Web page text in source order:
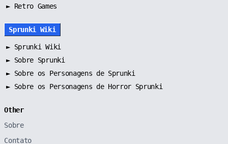
► Retro Games
Sprunki Wiki
► Sprunki Wiki
► Sobre Sprunki
► Sobre os Personagens de Sprunki
► Sobre os Personagens de Horror Sprunki
Other
Sobre
Contato